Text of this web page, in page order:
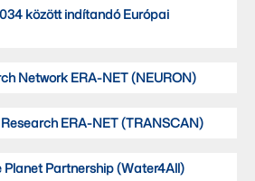
között indítandó Európai
Network ERA-NET (NEURON)
ERA-NET (TRANSCAN)
Planet Partnership (Water4All)